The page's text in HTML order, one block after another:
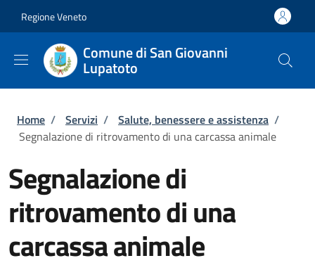
Regione Veneto
Comune di San Giovanni
Lupatoto
Briciole di pane
Home / Servizi / Salute, benessere e assistenza /
Segnalazione di ritrovamento di una carcassa animale
Segnalazione di
ritrovamento di una
carcassa animale